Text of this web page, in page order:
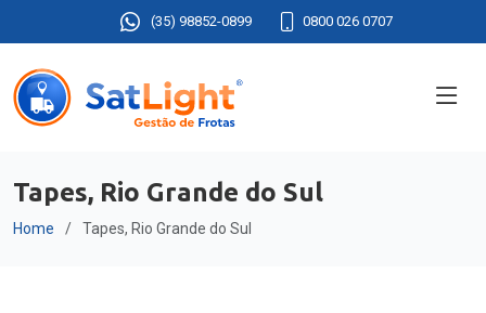
(35) 98852-0899 0800 026 0707
Tapes, Rio Grande do Sul
Home Tapes, Rio Grande do Sul